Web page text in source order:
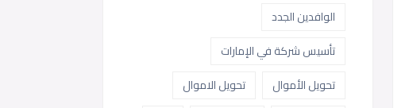
الوافدين الجدد
تأسيس شركة في الإمارات
تحويل الأموال
تحويل الاموال